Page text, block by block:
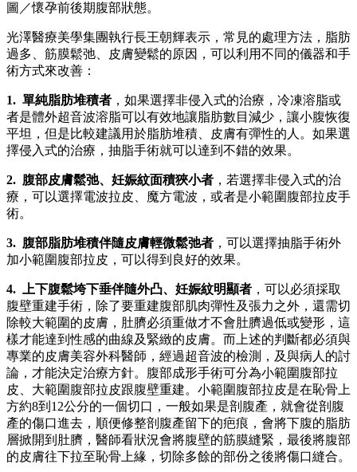
圖／懷孕前後期腹部狀態。
光澤醫療美學集團執行長王朝輝表示，常見的處理方法，脂肪
過多、筋膜鬆弛、皮膚變鬆的原因，可以利用不同的儀器和手
術方式來改善：
1. 單純脂肪堆積者 ，如果選擇非侵入式的治療，冷凍溶脂或
者是體外超音波溶脂可以有效地讓脂肪數目減少，讓小腹恢復
平坦，但是比較建議用於脂肪堆積、皮膚有彈性的人。如果選
擇侵入式的治療，抽脂手術就可以達到不錯的效果。
2. 腹部皮膚鬆弛、妊娠紋面積狹小者 ，若選擇非侵入式的治
療，可以選擇電波拉皮、魔方電波，或者是小範圍腹部拉皮手
術。
3. 腹部脂肪堆積伴隨皮膚輕微鬆弛者 ，可以選擇抽脂手術外
加小範圍腹部拉皮，可以得到良好的效果。
4. 上下腹鬆垮下垂伴隨外凸、妊娠紋明顯者 ，可以必須採取
腹壁重建手術，除了要重建腹部肌肉彈性及張力之外，還需切
除較大範圍的皮膚，肚臍必須重做才不會肚臍過低或變形，這
樣才能達到性感的曲線及緊緻的皮膚。而上述的判斷都必須與
專業的皮膚美容外科醫師，經過超音波的檢測，及與病人的討
論，才能決定治療方針。腹部成形手術可分為小範圍腹部拉
皮、大範圍腹部拉皮跟腹壁重建。小範圍腹部拉皮是在恥骨上
方約8到12公分的一個切口，一般如果是剖腹產，就會從剖腹
產的傷口進去，順便修整剖腹產留下的疤痕，會將下腹的脂肪
層掀開到肚臍，醫師看狀況會將腹壁的筋膜縫緊，最後將腹部
的皮膚往下拉至恥骨上緣，切除多餘的部份之後將傷口縫合。